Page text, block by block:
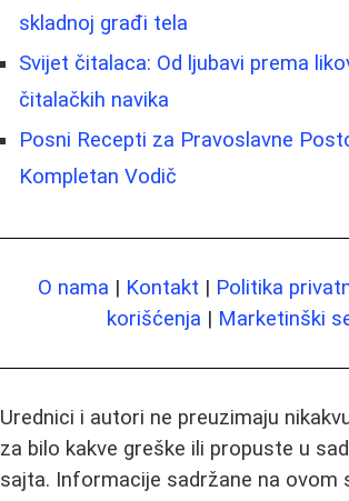
skladnoj građi tela
Svijet čitalaca: Od ljubavi prema
čitalačkih navika
Posni Recepti za Pravoslavne
Kompletan Vodič
O nama | Kontakt | Politika
korišćenja | Marketinški
Urednici i autori ne preuzimaju
za bilo kakve greške ili propuste u
sajta. Informacije sadržane na ovom